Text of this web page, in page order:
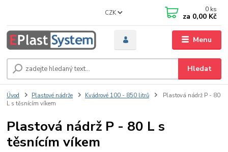
Menu
CZK
Hledat
0 ks
za 0,00 Kč
Úvod Plastové nádrže Kvádrové 100 - 850 litrů
Plastová nádrž P - 80
L s těsnícím víkem
Plastová nádrž P - 80 L s
těsnícím víkem